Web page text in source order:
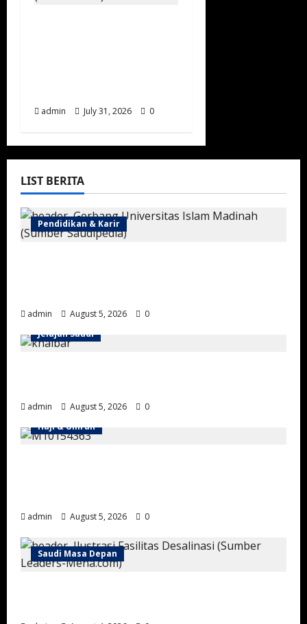
admin July 31, 2026 0
LIST BERITA
Pendidikan & Karir
admin August 5, 2026
0
Jelajah Saudi
admin August 5, 2026
0
Haji & Umrah
admin August 5, 2026 0
Saudi Masa Depan